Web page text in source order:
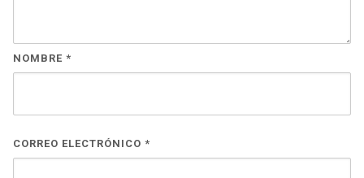
NOMBRE *
CORREO ELECTRÓNICO *